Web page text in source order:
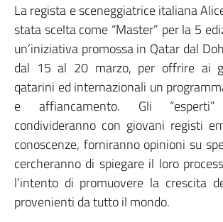
La regista e sceneggiatrice italiana
stata scelta come “Master” per la 5
un’iniziativa promossa in Qatar dal
dal 15 al 20 marzo, per offrire ai
qatarini ed internazionali un
e affiancamento. Gli
condivideranno con giovani registi
conoscenze, forniranno opinioni su
cercheranno di spiegare il loro
l’intento di promuovere la crescita
provenienti da tutto il mondo.